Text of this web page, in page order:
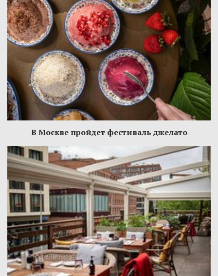
В Москве пройдет фестиваль джелато